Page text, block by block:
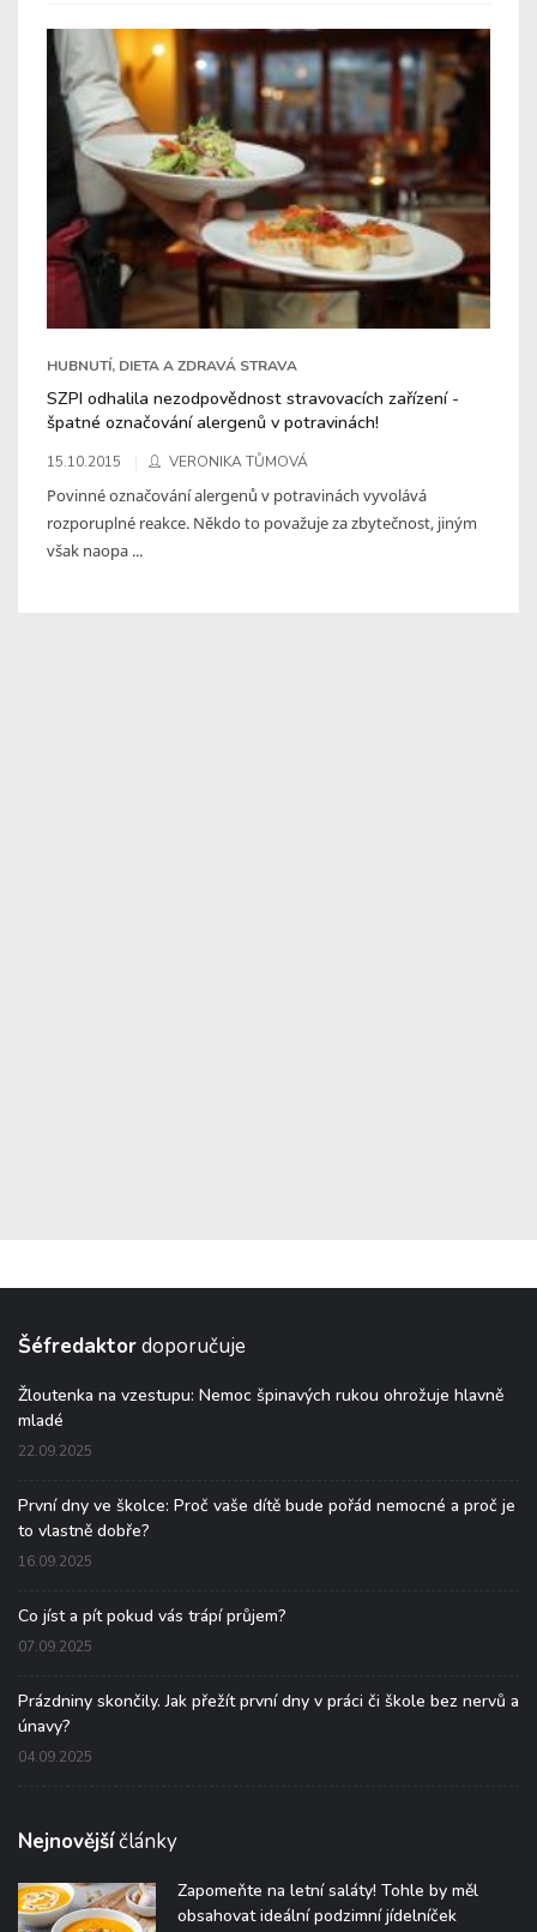
HUBNUTÍ, DIETA A ZDRAVÁ STRAVA
SZPI odhalila nezodpovědnost stravovacích zařízení -
špatné označování alergenů v potravinách!
15.10.2015 VERONIKA TŮMOVÁ
Povinné označování alergenů v potravinách vyvolává
rozporuplné reakce. Někdo to považuje za zbytečnost, jiným
však naopa ...
Šéfredaktordoporučuje
Žloutenka na vzestupu: Nemoc špinavých rukou ohrožuje hlavně
mladé
22.09.2025
První dny ve školce: Proč vaše dítě bude pořád nemocné a proč je
to vlastně dobře?
16.09.2025
Co jíst a pít pokud vás trápí průjem?
07.09.2025
Prázdniny skončily. Jak přežít první dny v práci či škole bez nervů a
únavy?
04.09.2025
Nejnovějšíčlánky
Zapomeňte na letní saláty! Tohle by měl
obsahovat ideální podzimní jídelníček